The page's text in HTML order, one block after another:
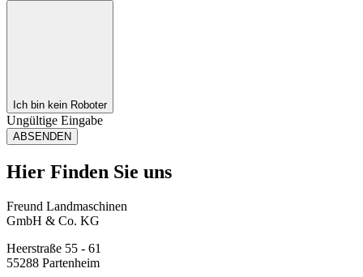
Ich bin kein Roboter
Ungültige Eingabe
ABSENDEN
Hier Finden Sie uns
Freund Landmaschinen
GmbH & Co. KG
Heerstraße 55 - 61
55288 Partenheim